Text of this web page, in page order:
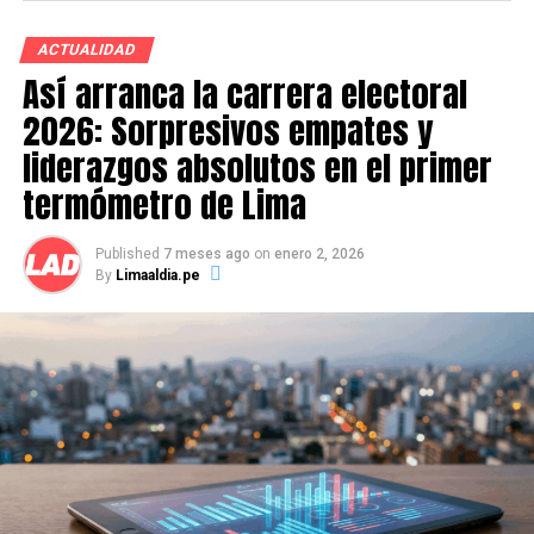
El nivel de aprobación de certificación en 14 gobiernos
locales, es cero. Entre ellos se encuentran los gobiernos
locales de Independencia, Rímac, Chaclacayo, Breña,
Barranco, La Victoria, San Anita, Miraflores, La Victoria.
Frente a esta situación de incapacidad para ejecutar los
ACTUALIDAD
Así arranca la carrera electoral
2026: Sorpresivos empates y
liderazgos absolutos en el primer
termómetro de Lima
Published 7 meses ago on enero 2, 2026
By Limaaldia.pe